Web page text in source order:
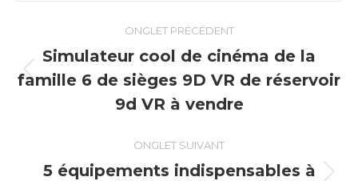
Navigation
de
commentaire
ONGLET PRÉCÉDENT
Onglet
précédent
Simulateur cool de cinéma de la
famille 6 de sièges 9D VR de réservoir
9d VR à vendre
ONGLET SUIVANT
5 équipements indispensables à